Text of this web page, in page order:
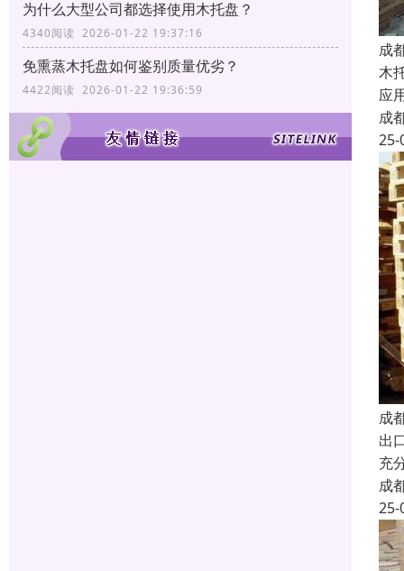
为什么大型公司都选择使用木托盘？
4340阅读 2026-01-22 19:37:16
免熏蒸木托盘如何鉴别质量优劣？
4422阅读 2026-01-22 19:36:59
成
木
应
成
25-
成
出
充
成
25-